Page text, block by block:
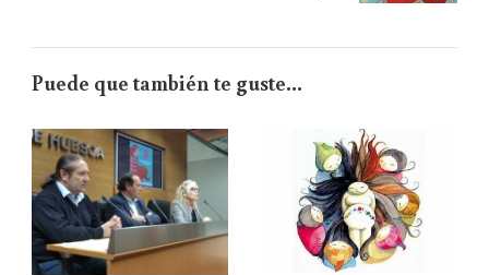
Puede que también te guste...